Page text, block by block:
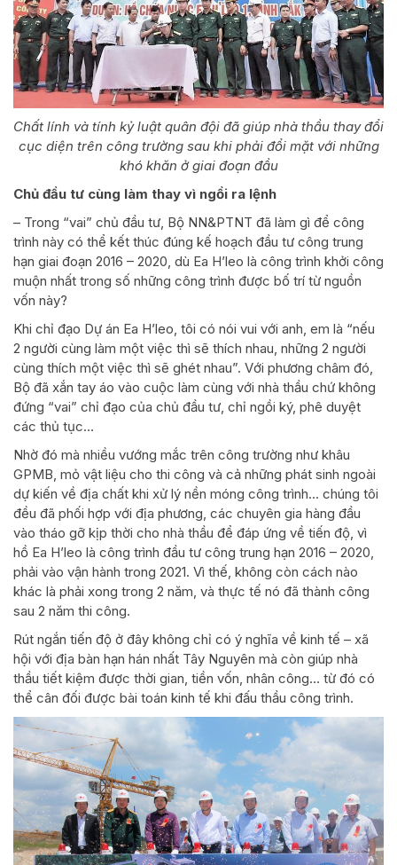
Chất lính và tính kỷ luật quân đội đã giúp nhà thầu thay đổi
cục diện trên công trường sau khi phải đổi mặt với những
khó khăn ở giai đoạn đầu
Chủ đầu tư cùng làm thay vì ngồi ra lệnh
– Trong “vai” chủ đầu tư, Bộ NN&PTNT đã làm gì để công
trình này có thể kết thúc đúng kế hoạch đầu tư công trung
hạn giai đoạn 2016 – 2020, dù Ea H’leo là công trình khởi công
muộn nhất trong số những công trình được bố trí từ nguồn
vốn này?
Khi chỉ đạo Dự án Ea H’leo, tôi có nói vui với anh, em là “nếu
2 người cùng làm một việc thì sẽ thích nhau, những 2 người
cùng thích một việc thì sẽ ghét nhau”. Với phương châm đó,
Bộ đã xắn tay áo vào cuộc làm cùng với nhà thầu chứ không
đứng “vai” chỉ đạo của chủ đầu tư, chỉ ngồi ký, phê duyệt
các thủ tục…
Nhờ đó mà nhiều vướng mắc trên công trường như khâu
GPMB, mỏ vật liệu cho thi công và cả những phát sinh ngoài
dự kiến về địa chất khi xử lý nền móng công trình… chúng tôi
đều đã phối hợp với địa phương, các chuyên gia hàng đầu
vào tháo gỡ kịp thời cho nhà thầu để đáp ứng về tiến độ, vì
hồ Ea H’leo là công trình đầu tư công trung hạn 2016 – 2020,
phải vào vận hành trong 2021. Vì thế, không còn cách nào
khác là phải xong trong 2 năm, và thực tế nó đã thành công
sau 2 năm thi công.
Rút ngắn tiến độ ở đây không chỉ có ý nghĩa về kinh tế – xã
hội với địa bàn hạn hán nhất Tây Nguyên mà còn giúp nhà
thầu tiết kiệm được thời gian, tiền vốn, nhân công… từ đó có
thể cân đối được bài toán kinh tế khi đấu thầu công trình.